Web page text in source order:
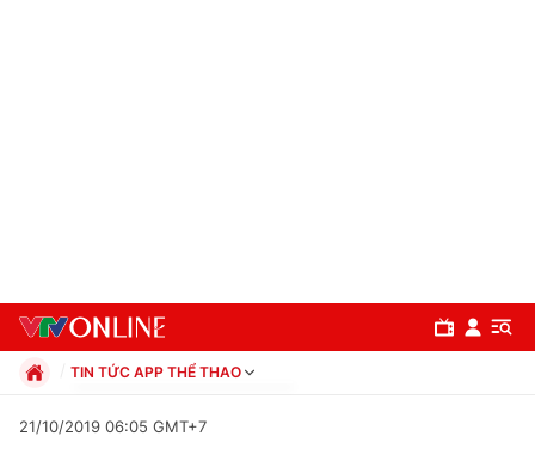
TIN TỨC APP THỂ THAO
Xã hội
21/10/2019 06:05 GMT+7